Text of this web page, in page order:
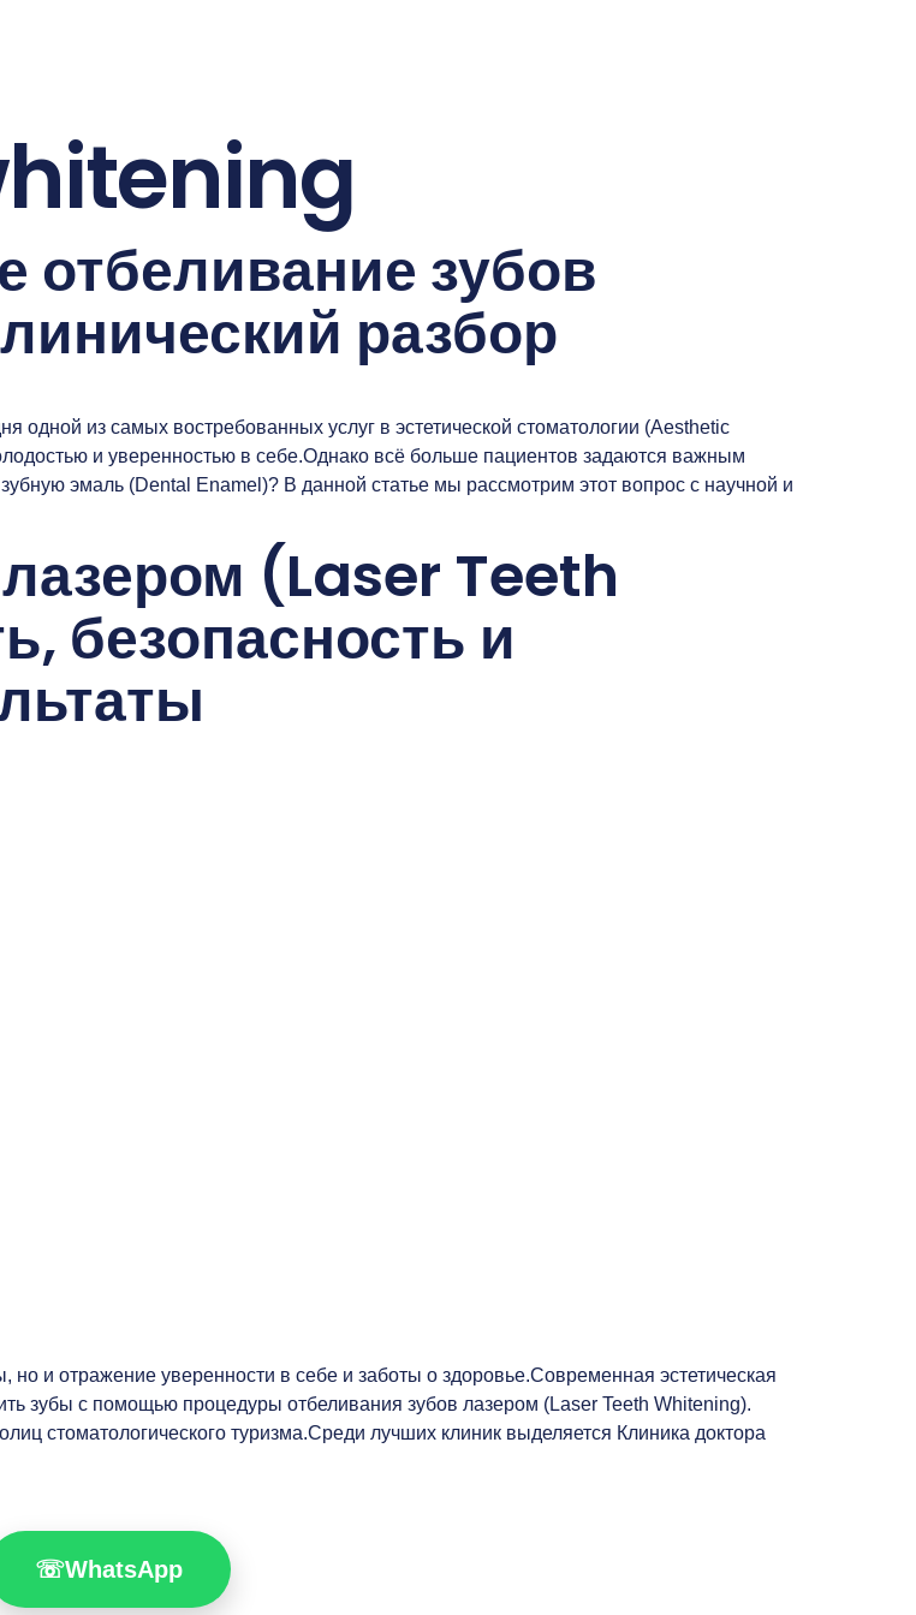
отбеливание зубов
разбор
одной из самых востребованных услуг в эстетической стоматологии (Aesthetic
и уверенностью в себе.Однако всё больше пациентов задаются важным
эмаль (Dental Enamel)? В данной статье мы рассмотрим этот вопрос с научной и
(Laser Teeth
безопасность и
и отражение уверенности в себе и заботы о здоровье.Современная эстетическая
зубы с помощью процедуры отбеливания зубов лазером (Laser Teeth Whitening).
стоматологического туризма.Среди лучших клиник выделяется Клиника доктора
☏WhatsApp